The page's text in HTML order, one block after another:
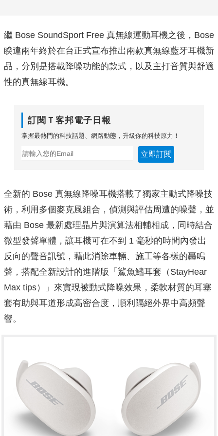
繼 Bose SoundSport Free 真無線運動耳機之後，Bose
睽違兩年終於在台正式宣布推出兩款真無線藍牙耳機新
品，分別是搭載降噪功能的款式，以及主打音質與舒適
性的真無線耳機。
訂閱Ｔ客邦電子日報
掌握最熱門的科技話題、網路動態，升級你的科技原力！
立即訂閱
全新的 Bose 真無線降噪耳機搭載了獨家主動式降噪技
術，利用多個麥克風組合，偵測與評估周遭的噪聲，並
藉由 Bose 最新處理晶片與演算法相輔相成，同時結合
微型發聲單體，讓耳機可在不到 1 毫秒的時間內發出
反向的聲音訊號，藉此消除車輛、施工等各樣的轟鳴
聲，搭配全新設計的進階版「鯊魚鰭耳套（StayHear
Max tips）」來實現被動式降噪效果，柔軟材質的耳塞
套有助與耳道形成高密合度，順利隔絕外界中高頻聲
響。